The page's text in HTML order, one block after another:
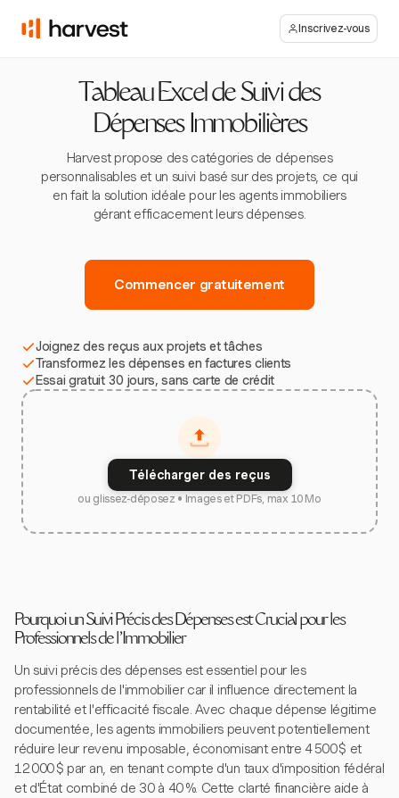
Inscrivez-vous
Tableau Excel de Suivi des
Dépenses Immobilières
Harvest propose des catégories de dépenses
personnalisables et un suivi basé sur des projets, ce qui
en fait la solution idéale pour les agents immobiliers
gérant efficacement leurs dépenses.
Commencer gratuitement
Joignez des reçus aux projets et tâches
Transformez les dépenses en factures clients
Essai gratuit 30 jours, sans carte de crédit
Télécharger des reçus
ou glissez-déposez • Images et PDFs, max 10 Mo
Pourquoi un Suivi Précis des Dépenses est Crucial pour les
Professionnels de l'Immobilier
Un suivi précis des dépenses est essentiel pour les
professionnels de l'immobilier car il influence directement la
rentabilité et l'efficacité fiscale. Avec chaque dépense légitime
documentée, les agents immobiliers peuvent potentiellement
réduire leur revenu imposable, économisant entre 4 500 $ et
12 000 $ par an, en tenant compte d'un taux d'imposition fédéral
et d'État combiné de 30 à 40 %. Cette clarté financière aide à